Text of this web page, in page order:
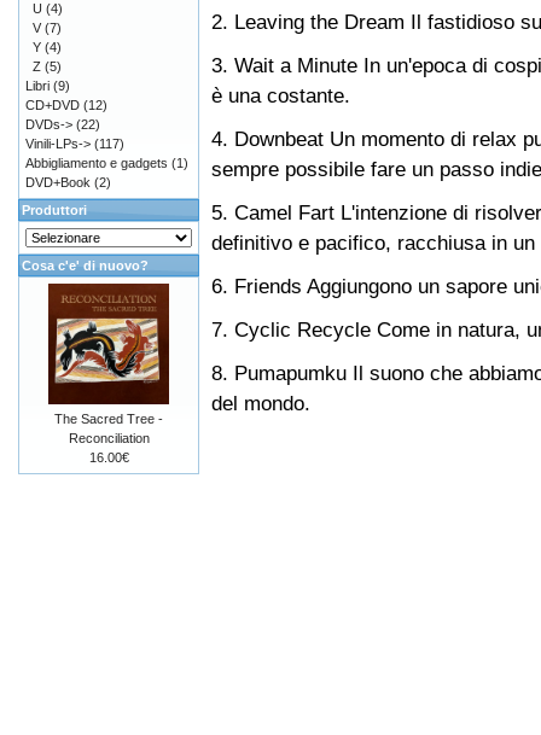
2. Leaving the Dream Il fastidioso
3. Wait a Minute In un'epoca di
è una costante.
4. Downbeat Un momento di relax
sempre possibile fare un passo
5. Camel Fart L'intenzione di
definitivo e pacifico, racchiusa in un
6. Friends Aggiungono un sapore
7. Cyclic Recycle Come in natura,
8. Pumapumku Il suono che
del mondo.
U (4)
V (7)
Y (4)
Z (5)
Libri (9)
CD+DVD (12)
DVDs-> (22)
Vinili-LPs-> (117)
Abbigliamento e gadgets (1)
DVD+Book (2)
Produttori
Cosa c'e' di nuovo?
The Sacred Tree -
Reconciliation
16.00€